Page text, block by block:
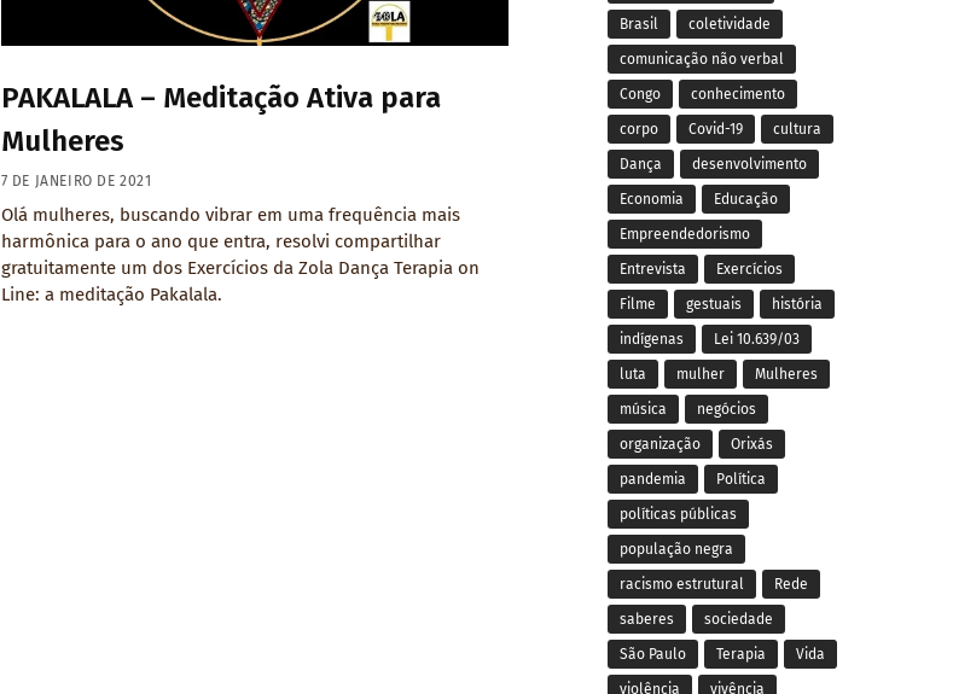
PAKALALA – Meditação Ativa para
Mulheres
7 DE JANEIRO DE 2021
Olá mulheres, buscando vibrar em uma frequência mais
harmônica para o ano que entra, resolvi compartilhar
gratuitamente um dos Exercícios da Zola Dança Terapia on
Line: a meditação Pakalala.
Brasil coletividade
comunicação não verbal
Congo conhecimento
corpo Covid-19 cultura
Dança desenvolvimento
Economia Educação
Empreendedorismo
Entrevista Exercícios
Filme gestuais história
indígenas Lei 10.639/03
luta mulher Mulheres
música negócios
organização Orixás
pandemia Política
políticas públicas
população negra
racismo estrutural Rede
saberes sociedade
São Paulo Terapia Vida
violência vivência